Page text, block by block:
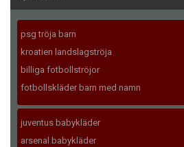
psg tröja barn
kroatien landslagströja
billiga fotbollströjor
fotbollskläder barn med namn
juventus babykläder
arsenal babykläder